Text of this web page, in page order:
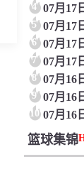
4
5
6
7
8
9
10
篮球集锦